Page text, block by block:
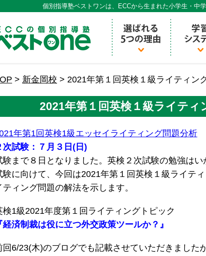
個別指導塾ベストワンは、ECCから生まれた小学生・中
ECCの個別指導ECCベストワ
> 新金岡校 > 2021年第１回英検１級ライティン
2021年第１回英検１級ライティ
年第1回英検1級エッセイライティング問題分析
次試験：７月３日(日)
験まで８日となりました。英検２次試験の勉強は
験に向けて、今回は2021年第１回英検１級ライテ
ティング問題の解法を示します。
検1級2021年度第１回ライティングトピック
経済制裁は役に立つ外交政策ツールか？』
回6/23(木)のブログでも記載させていただきました